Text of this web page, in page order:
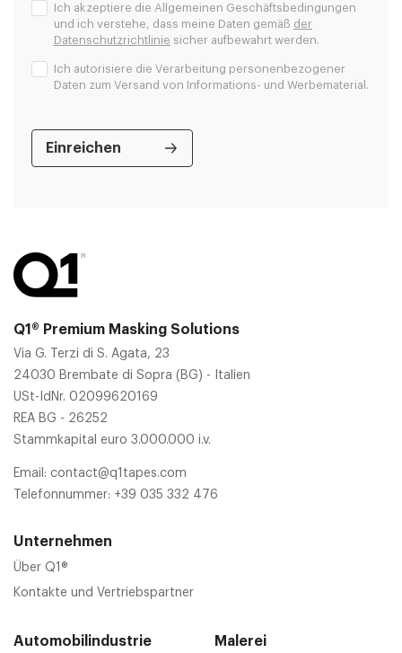
Ich akzeptiere die Allgemeinen Geschäftsbedingungen
und ich verstehe, dass meine Daten gemäß der
Datenschutzrichtlinie sicher aufbewahrt werden.
Ich autorisiere die Verarbeitung personenbezogener
Daten zum Versand von Informations- und Werbematerial.
Q1® Premium Masking Solutions
Via G. Terzi di S. Agata, 23
24030 Brembate di Sopra (BG) - Italien
USt-IdNr. 02099620169
REA BG - 26252
Stammkapital euro 3.000.000 i.v.
Email: contact@q1tapes.com
Telefonnummer: +39 035 332 476
Unternehmen
Über Q1®
Kontakte und Vertriebspartner
Automobilindustrie Malerei